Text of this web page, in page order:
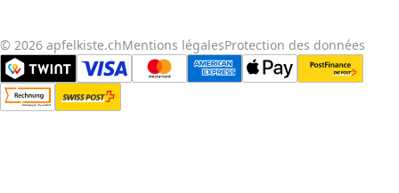
© 2026 apfelkiste.chMentions légalesProtection des données